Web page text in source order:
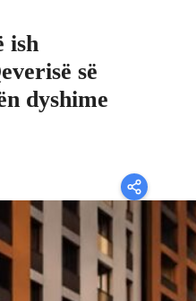
ish
së
dyshime